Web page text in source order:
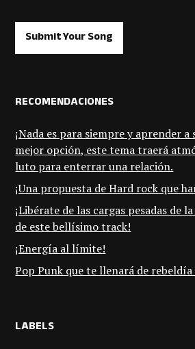
Submit Your Song
RECOMENDACIONES
¡Nada es para siempre y aprender a
mejor opción, este tema traerá
luto para enterrar una relación.
¡Una propuesta de Hard rock que
¡Libérate de las cargas pesadas de
de este bellísimo track!
¡Energía al límite!
Pop Punk que te llenará de
LABELS